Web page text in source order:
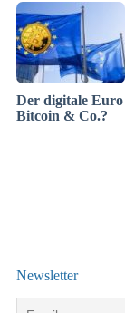
Der digitale
Bitcoin & Co.?
Newsletter